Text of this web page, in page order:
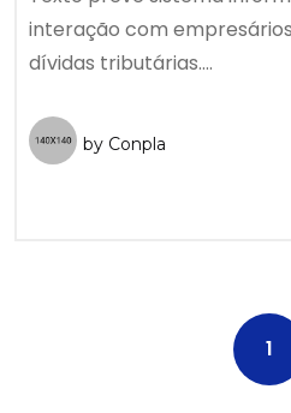
interação com
dívidas tributárias....
by Conpla
1